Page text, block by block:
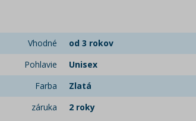
Vhodné
od 3 rokov
Pohlavie
Unisex
Farba
Zlatá
záruka
2 roky